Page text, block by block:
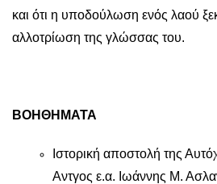
και ότι η υποδούλωση ενός λαού
αλλοτρίωση της γλώσσας του.
ΒΟΗΘΗΜΑΤΑ
Ιστορική αποστολή της
Αντγος ε.α. Ιωάννης Μ.